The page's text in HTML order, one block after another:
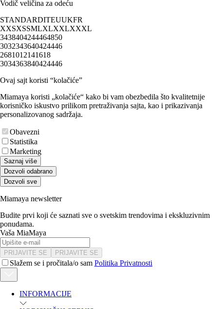
Vodič veličina za odeću
STANDARDITEUUKFR
XXSXSSMLXLXXLXXXL
3438404244464850
3032343640424446
2681012141618
3034363840424446
Ovaj sajt koristi “kolačiće”
Miamaya koristi „kolačiće“ kako bi vam obezbedila što kvalitetnije
korisničko iskustvo prilikom pretraživanja sajta, kao i prikazivanja
personalizovanog sadržaja.
Obavezni
Statistika
Marketing
Saznaj više
Dozvoli odabrano
Dozvoli sve
Miamaya newsletter
Budite prvi koji će saznati sve o svetskim trendovima i ekskluzivnim
ponudama.
Vaša MiaMaya
PRIJAVITE SE PRIJAVITE SE
Slažem se i pročitala/o sam Politika Privatnosti
INFORMACIJE